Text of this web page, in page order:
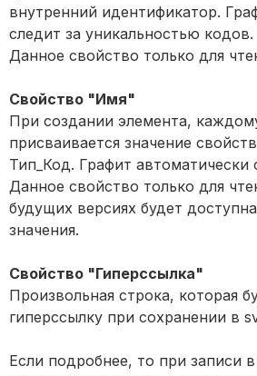
внутренний идентификатор.
следит за уникальностью кодов.
Данное свойство только для
Свойство "Имя"
При создании элемента,
присваивается значение
Тип_Код. Графит автоматически
Данное свойство только для
будущих версиях будет
значения.
Свойство "Гиперссылка"
Произвольная строка, которая
гиперссылку при сохранении в
Если подробнее, то при записи